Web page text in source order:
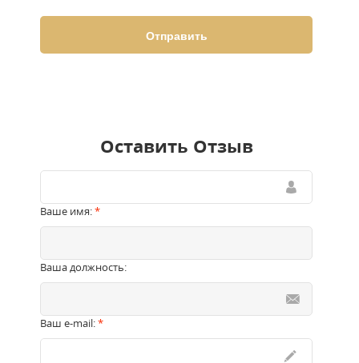
Оставить Отзыв
Ваше имя:*
Ваша должность:
Ваш e-mail:*